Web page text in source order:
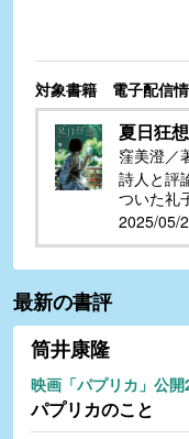
対象書籍 電子配信
夏日狂
窪美澄／
詩人と評
ついた礼
2025/05/
最新の書評
筒井康隆
映画「パプリカ」公
パプリカのこと